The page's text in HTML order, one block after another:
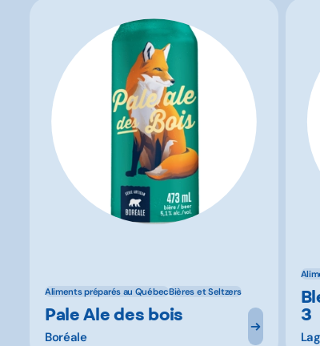
Aliments préparés au QuébecBières et Seltzers
Pale Ale des bois
Boréale
3